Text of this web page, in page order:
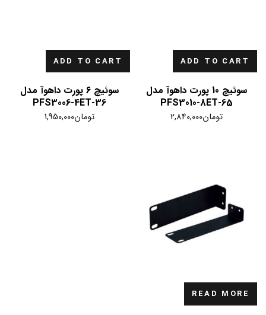
ADD TO CART
سوئیچ 10 پورت داهوآ مدل
PFS3010-8ET-65
تومان2,840,000
ADD TO CART
سوئیچ 6 پورت داهوآ مدل
PFS3006-4ET-36
تومان1,950,000
READ MORE